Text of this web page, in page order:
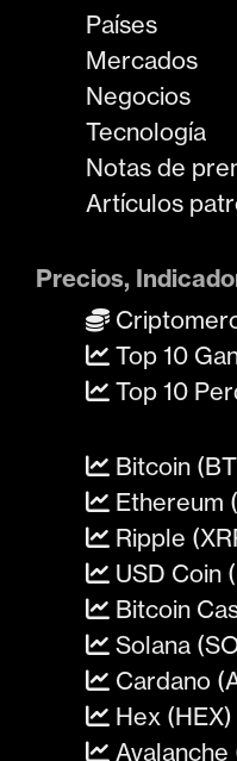
Países
Mercados
Negocios
Tecnología
Notas de
Artículos
Precios,
Top 10
Top 10
Bitcoin
Ethereum
Ripple
USD Coin
Bitcoin
Solana
Cardano
Hex (HEX)
Avalanche